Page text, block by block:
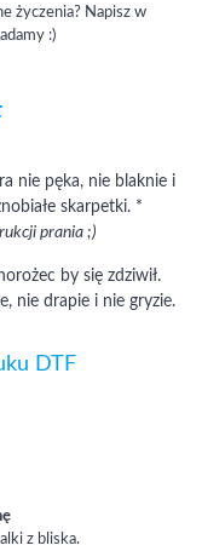
życzenia? Napisz w
:)
nie pęka, nie blaknie i
skarpetki. *
prania ;)
by się zdziwił.
nie drapie i nie gryzie.
DTF
z bliska.